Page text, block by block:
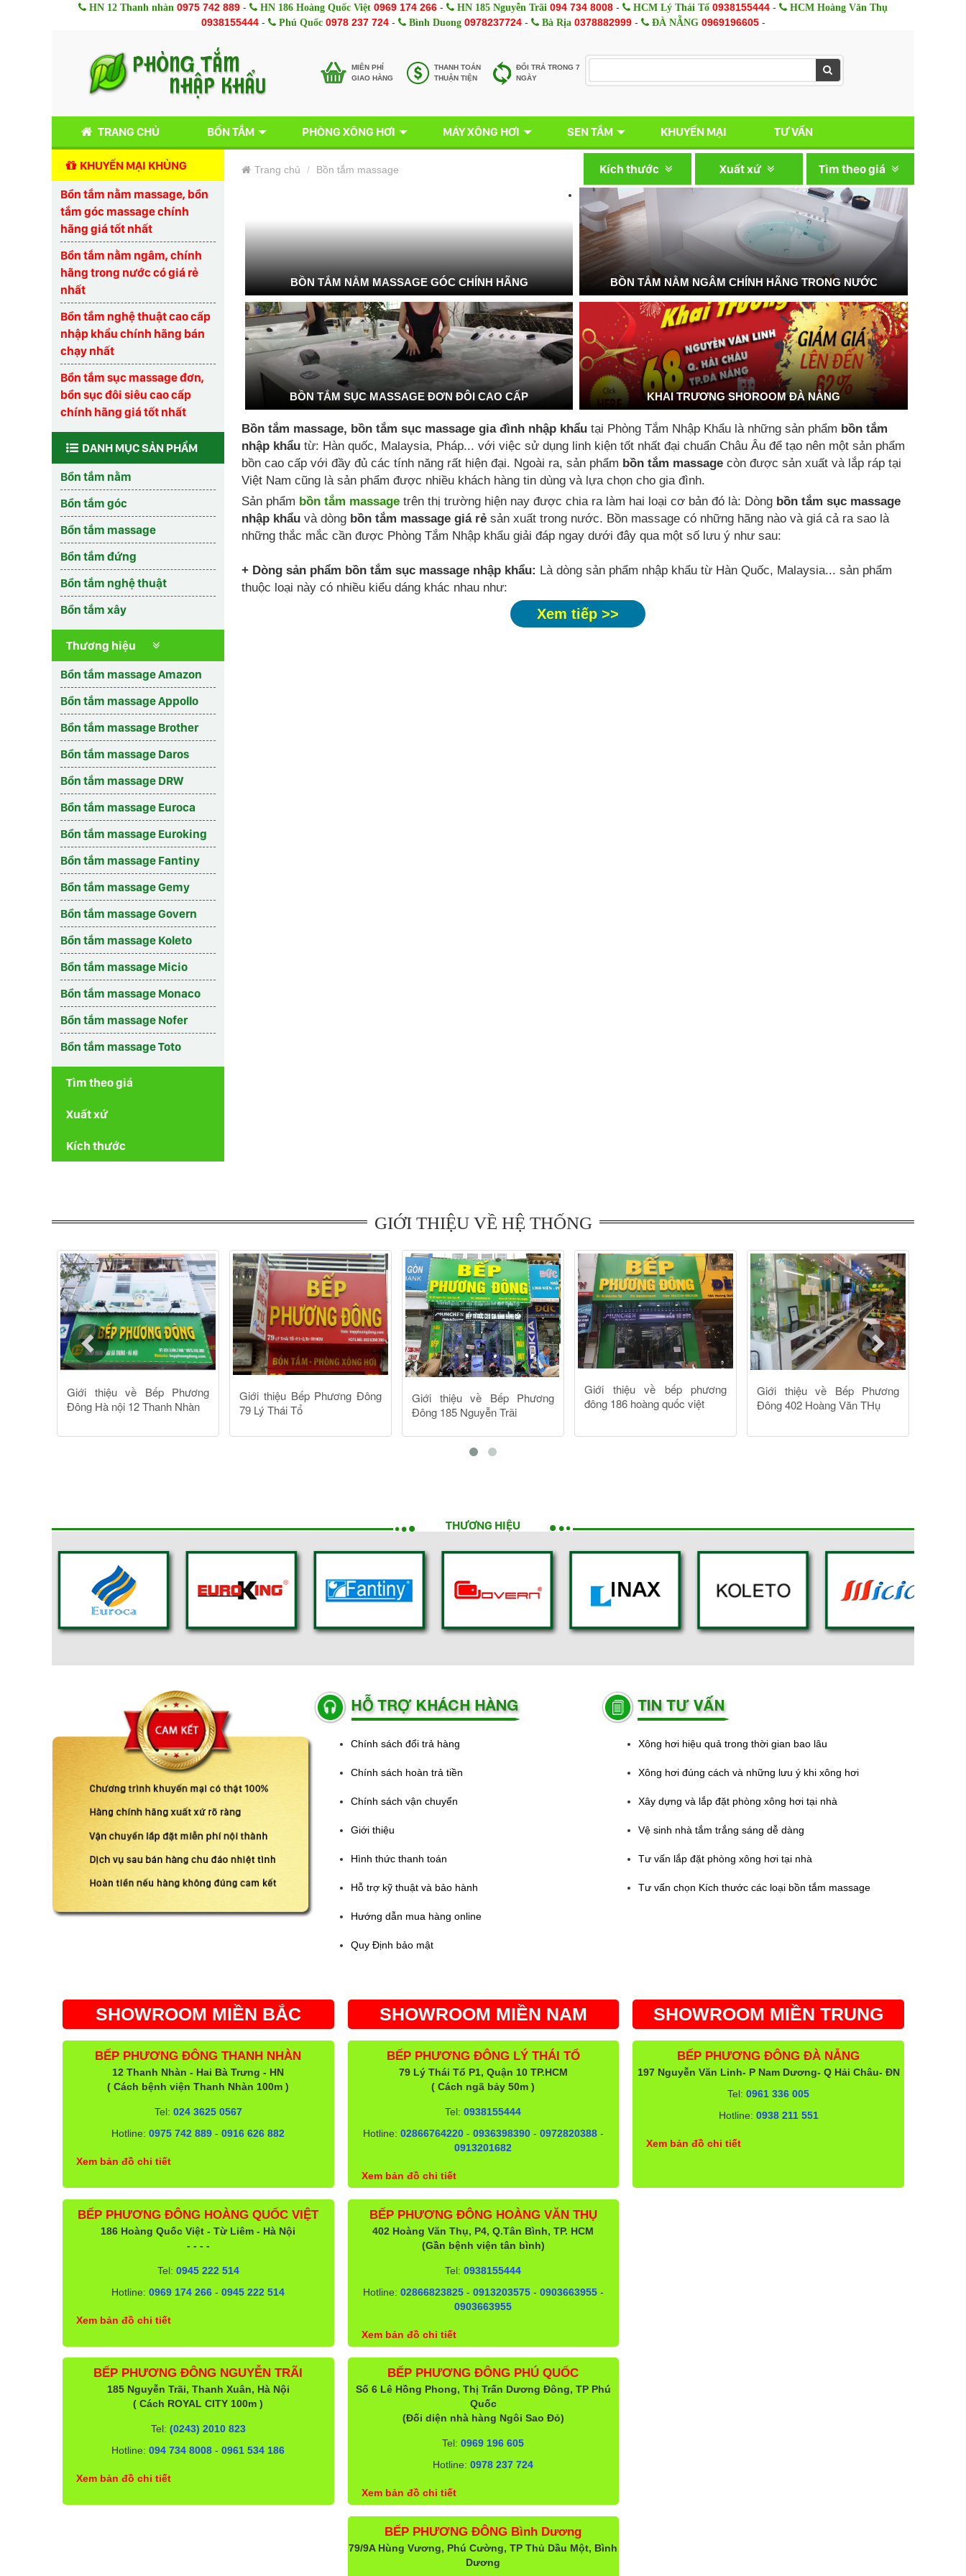
HN 12 Thanh nhàn 0975 742 889 - HN 186 Hoàng Quốc Việt 0969 174 266 - HN 185 Nguyễn Trãi 094 734 8008 - HCM Lý Thái Tổ 0938155444 - HCM Hoàng Văn Thụ
0938155444- Phú Quốc 0978 237 724- Bình Duong 0978237724- Bà Rịa 0378882999- ĐÀ NẴNG 0969196605-
MIÊN PHÍ
GIAO HÀNG
THANH TOÁN
THUẬN TIỆN
ĐỔI TRẢ TRONG 7
NGÀY
TRANG CHỦ BỒN TẮM PHÒNG XÔNG HƠI MÁY XÔNG HƠI SEN TẮM KHUYẾN MẠI TƯ VẤN
KHUYẾN MẠI KHỦNG
Bồn tắm nằm massage, bồn
tắm góc massage chính
hãng giá tốt nhất
Bồn tắm nằm ngâm, chính
hãng trong nước có giá rẻ
nhất
Bồn tắm nghệ thuật cao cấp
nhập khẩu chính hãng bán
chạy nhất
Bồn tắm sục massage đơn,
bồn sục đôi siêu cao cấp
chính hãng giá tốt nhất
DANH MỤC SẢN PHẨM
Bồn tắm nằm
Bồn tắm góc
Bồn tắm massage
Bồn tắm đứng
Bồn tắm nghệ thuật
Bồn tắm xây
Thương hiệu
Bồn tắm massage Amazon
Bồn tắm massage Appollo
Bồn tắm massage Brother
Bồn tắm massage Daros
Bồn tắm massage DRW
Bồn tắm massage Euroca
Bồn tắm massage Euroking
Bồn tắm massage Fantiny
Bồn tắm massage Gemy
Bồn tắm massage Govern
Bồn tắm massage Koleto
Bồn tắm massage Micio
Bồn tắm massage Monaco
Bồn tắm massage Nofer
Bồn tắm massage Toto
Tìm theo giá
Xuất xứ
Kích thước
Trang chủ Bồn tắm massage Tìm theo giá
Xuất xứ
Kích thước
BỒN TẮM NẰM MASSAGE GÓC CHÍNH HÃNG BỒN TẮM NẰM NGÂM CHÍNH HÃNG TRONG NƯỚC
BỒN TẮM SỤC MASSAGE ĐƠN ĐÔI CAO CẤP KHAI TRƯƠNG SHOROOM ĐÀ NẴNG
Bồn tắm massage, bồn tắm sục massage gia đình nhập khẩu tại Phòng Tắm Nhập Khẩu là những sản phẩm bồn tắm
nhập khẩu từ: Hàn quốc, Malaysia, Pháp... với việc sử dụng linh kiện tốt nhất đại chuẩn Châu Âu để tạo nên một sản phẩm
bồn cao cấp với đầy đủ các tính năng rất hiện đại. Ngoài ra, sản phẩm bồn tắm massage còn được sản xuất và lắp ráp tại
Việt Nam cũng là sản phẩm được nhiều khách hàng tin dùng và lựa chọn cho gia đình.
Sản phẩm bồn tắm massage trên thị trường hiện nay được chia ra làm hai loại cơ bản đó là: Dòng bồn tắm sục massage
nhập khẩu và dòng bồn tắm massage giá rẻ sản xuất trong nước. Bồn massage có những hãng nào và giá cả ra sao là
những thắc mắc cần được Phòng Tắm Nhập khẩu giải đáp ngay dưới đây qua một số lưu ý như sau:
+ Dòng sản phẩm bồn tắm sục massage nhập khẩu: Là dòng sản phẩm nhập khẩu từ Hàn Quốc, Malaysia... sản phẩm
thuộc loại này có nhiều kiểu dáng khác nhau như:
Xem tiếp >>
THƯƠNG HIỆU
Chính sách đổi trả hàng
Chính sách hoàn trả tiền
Chính sách vận chuyển
Giới thiệu
Hình thức thanh toán
Hỗ trợ kỹ thuật và bảo hành
Hướng dẫn mua hàng online
Quy Định bảo mật
Xông hơi hiệu quả trong thời gian bao lâu
Xông hơi đúng cách và những lưu ý khi xông hơi
Xây dựng và lắp đặt phòng xông hơi tại nhà
Vệ sinh nhà tắm trắng sáng dễ dàng
Tư vấn lắp đặt phòng xông hơi tại nhà
Tư vấn chọn Kích thước các loại bồn tắm massage
SHOWROOM MIỀN BẮC
BẾP PHƯƠNG ĐÔNG THANH NHÀN
12 Thanh Nhàn - Hai Bà Trưng - HN
( Cách bệnh viện Thanh Nhàn 100m )
Tel: 024 3625 0567
Hotline:0975 742 889 -0916 626 882
Xem bản đồ chi tiết
BẾP PHƯƠNG ĐÔNG HOÀNG QUỐC VIỆT
186 Hoàng Quốc Việt - Từ Liêm - Hà Nội
- - - -
Tel: 0945 222 514
Hotline:0969 174 266 -0945 222 514
Xem bản đồ chi tiết
BẾP PHƯƠNG ĐÔNG NGUYỄN TRÃI
185 Nguyễn Trãi, Thanh Xuân, Hà Nội
( Cách ROYAL CITY 100m )
Tel: (0243) 2010 823
Hotline:094 734 8008 -0961 534 186
Xem bản đồ chi tiết
SHOWROOM MIỀN NAM
BẾP PHƯƠNG ĐÔNG LÝ THÁI TỔ
79 Lý Thái Tổ P1, Quận 10 TP.HCM
( Cách ngã bảy 50m )
Tel:0938155444
Hotline: 02866764220- 0936398390- 0972820388-
0913201682
Xem bản đồ chi tiết
BẾP PHƯƠNG ĐÔNG HOÀNG VĂN THỤ
402 Hoàng Văn Thụ, P4, Q.Tân Bình, TP. HCM
(Gần bệnh viện tân bình)
Tel:0938155444
Hotline: 02866823825- 0913203575- 0903663955-
0903663955
Xem bản đồ chi tiết
BẾP PHƯƠNG ĐÔNG PHÚ QUỐC
Số 6 Lê Hồng Phong, Thị Trấn Dương Đông, TP Phú
Quốc
(Đối diện nhà hàng Ngôi Sao Đỏ)
Tel:0969 196 605
Hotline:0978 237 724
Xem bản đồ chi tiết
BẾP PHƯƠNG ĐÔNG Bình Dương
79/9A Hùng Vương, Phú Cường, TP Thủ Dầu Một, Bình
Dương
SHOWROOM MIỀN TRUNG
BẾP PHƯƠNG ĐÔNG ĐÀ NẴNG
197 Nguyễn Văn Linh- P Nam Dương- Q Hải Châu- ĐN
Tel:0961 336 005
Hotline: 0938 211 551
Xem bản đồ chi tiết